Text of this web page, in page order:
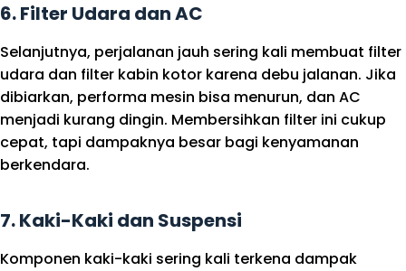
6.Filter Udara dan AC
Selanjutnya, perjalanan jauh sering kali membuat filter
udara dan filter kabin kotor karena debu jalanan. Jika
dibiarkan, performa mesin bisa menurun, dan AC
menjadi kurang dingin. Membersihkan filter ini cukup
cepat, tapi dampaknya besar bagi kenyamanan
berkendara.
7.Kaki-Kaki dan Suspensi
Komponen kaki-kaki sering kali terkena dampak